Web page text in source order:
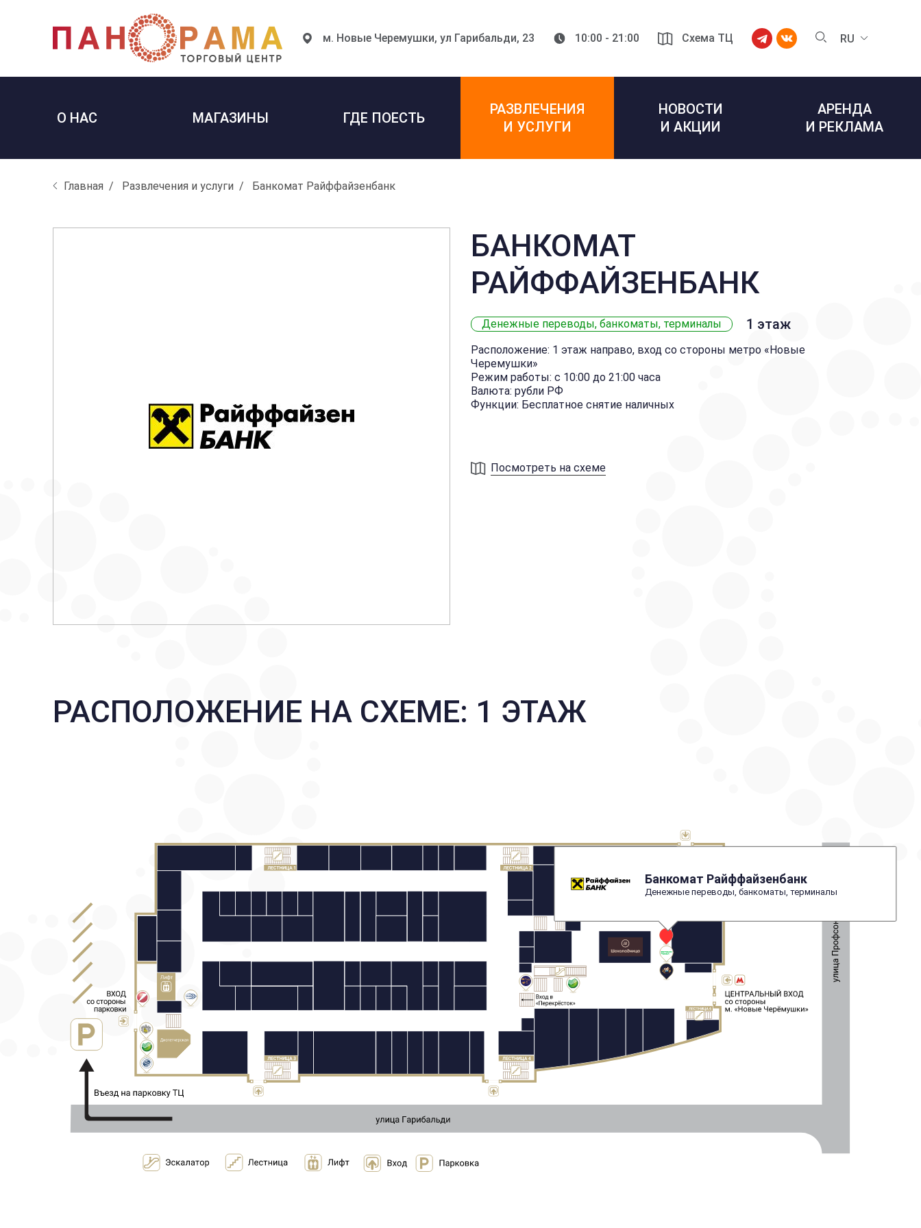
м. Новые Черемушки, ул Гарибальди, 23 10:00 - 21:00 Схема ТЦ RU
О НАС МАГАЗИНЫ ГДЕ ПОЕСТЬ
РАЗВЛЕЧЕНИЯ
И УСЛУГИ
НОВОСТИ
И АКЦИИ
АРЕНДА
И РЕКЛАМА
Главная Развлечения и услуги Банкомат Райффайзенбанк
БАНКОМАТ
РАЙФФАЙЗЕНБАНК
Денежные переводы, банкоматы, терминалы 1 этаж
Расположение: 1 этаж направо, вход со стороны метро «Новые
Черемушки»
Режим работы: с 10:00 до 21:00 часа
Валюта: рубли РФ
Функции: Бесплатное снятие наличных
Посмотреть на схеме
РАСПОЛОЖЕНИЕ НА СХЕМЕ: 1 ЭТАЖ
Банкомат Райффайзенбанк
Денежные переводы, банкоматы, терминалы